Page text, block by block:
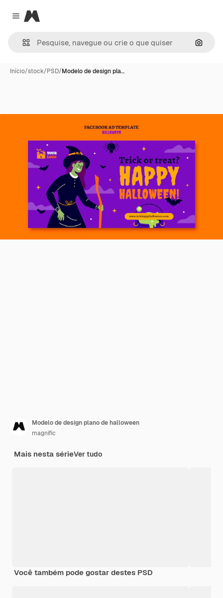
Close menu
Magnific
Início/stock/PSD/Modelo de design pla…
Modelo de design plano de halloween
magnific
Mais nesta sérieVer tudo
Você também pode gostar destes PSD